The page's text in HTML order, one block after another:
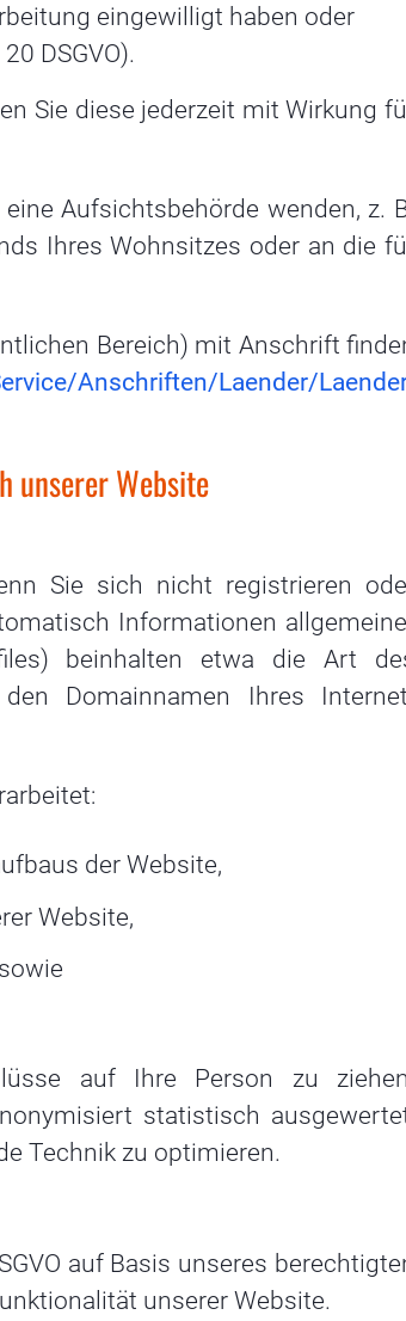
eingewilligt haben oder
DSGVO).
Sie diese jederzeit mit Wirkung
Aufsichtsbehörde wenden, z.
Ihres Wohnsitzes oder an die
Bereich) mit Anschrift
Anschriften/Laender/
unserer Website
Sie sich nicht registrieren
Informationen
beinhalten etwa die Art
Domainnamen Ihres
der Website,
Website,
auf Ihre Person zu
statistisch
Technik zu optimieren.
auf Basis unseres
unserer Website.